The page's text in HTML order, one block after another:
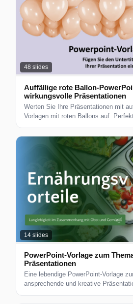
48 slides
Auffällige rote Ballon-
wirkungsvolle Präsentationen
Werten Sie Ihre Präsentationen mit
Vorlagen mit roten Ballons auf.
14 slides
PowerPoint-Vorlage zum
Präsentationen
Eine lebendige PowerPoint-Vorlage
ansprechende und kreative